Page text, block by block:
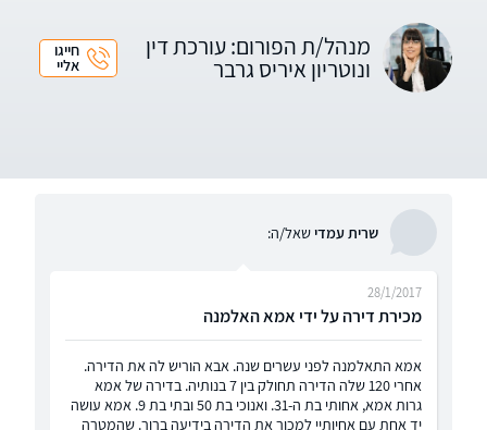
מנהל/ת הפורום: עורכת דין
ונוטריון איריס גרבר
חייגו
אליי
שרית עמדישאל/ה:
מכירת דירה על ידי אמא האלמנה
28/1/2017
אמא התאלמנה לפני עשרים שנה. אבא הוריש לה את הדירה.
אחרי 120 שלה הדירה תחולק בין 7 בנותיה. בדירה של אמא
גרות אמא, אחותי בת ה-31. ואנוכי בת 50 ובתי בת 9. אמא עושה
יד אחת עם אחיותיי למכור את הדירה בידיעה ברור. שהמטרה